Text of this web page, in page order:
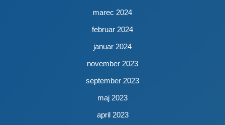
marec 2024
februar 2024
januar 2024
november 2023
september 2023
maj 2023
april 2023